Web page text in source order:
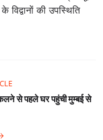
की उपस्थिति
से पहले घर पहुंची मुम्बई से